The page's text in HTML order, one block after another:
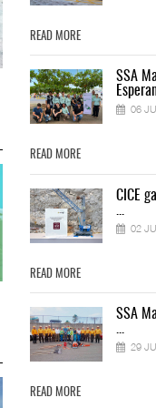
Cruceros crecen en
mientras bajan ferr ...
04 AGO 2026
Corredor del Istmo
ferroviario ...
04 AGO 2026
READ MORE
SSA
06
READ MORE
CICE
02
READ MORE
SSA
...
29
READ MORE